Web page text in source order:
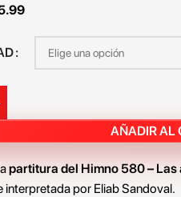
AÑADIR AL
partitura del Himno 580 –
interpretada por Eliab Sandoval.